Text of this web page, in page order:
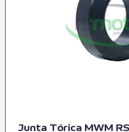
Junta Tórica MWM